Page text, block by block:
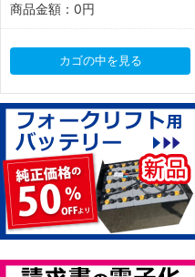
商品金額： 0円
カゴの中を見る